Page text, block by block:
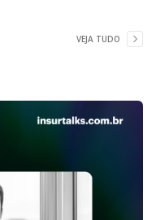
VEJA TUDO